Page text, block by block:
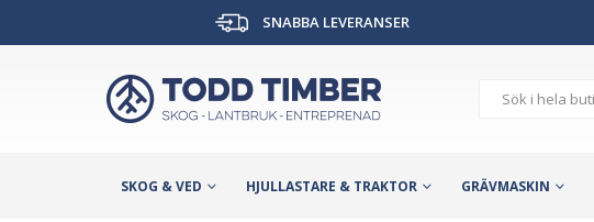
SNABBA LEVERANSER
SKOG & VED HJULLASTARE & TRAKTOR GRÄVMASKIN